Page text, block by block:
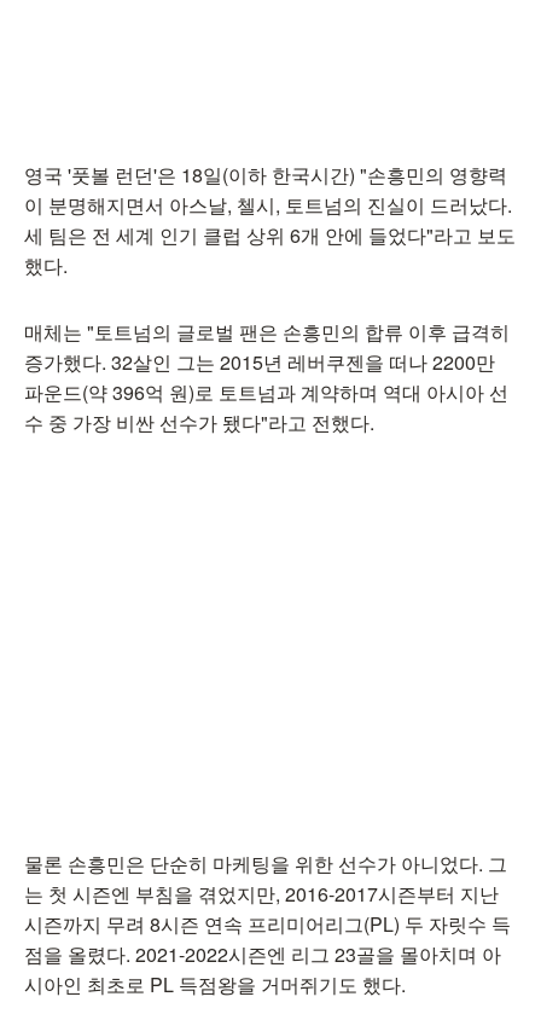
영국 '풋볼 런던'은 18일(이하 한국시간) "손흥민의 영향력
이 분명해지면서 아스날, 첼시, 토트넘의 진실이 드러났다.
세 팀은 전 세계 인기 클럽 상위 6개 안에 들었다"라고 보도
했다.
매체는 "토트넘의 글로벌 팬은 손흥민의 합류 이후 급격히
증가했다. 32살인 그는 2015년 레버쿠젠을 떠나 2200만
파운드(약 396억 원)로 토트넘과 계약하며 역대 아시아 선
수 중 가장 비싼 선수가 됐다"라고 전했다.
물론 손흥민은 단순히 마케팅을 위한 선수가 아니었다. 그
는 첫 시즌엔 부침을 겪었지만, 2016-2017시즌부터 지난
시즌까지 무려 8시즌 연속 프리미어리그(PL) 두 자릿수 득
점을 올렸다. 2021-2022시즌엔 리그 23골을 몰아치며 아
시아인 최초로 PL 득점왕을 거머쥐기도 했다.